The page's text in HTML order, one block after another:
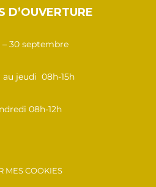
D’OUVERTURE
– 30 septembre
au jeudi 08h-15h
08h-12h
MES COOKIES